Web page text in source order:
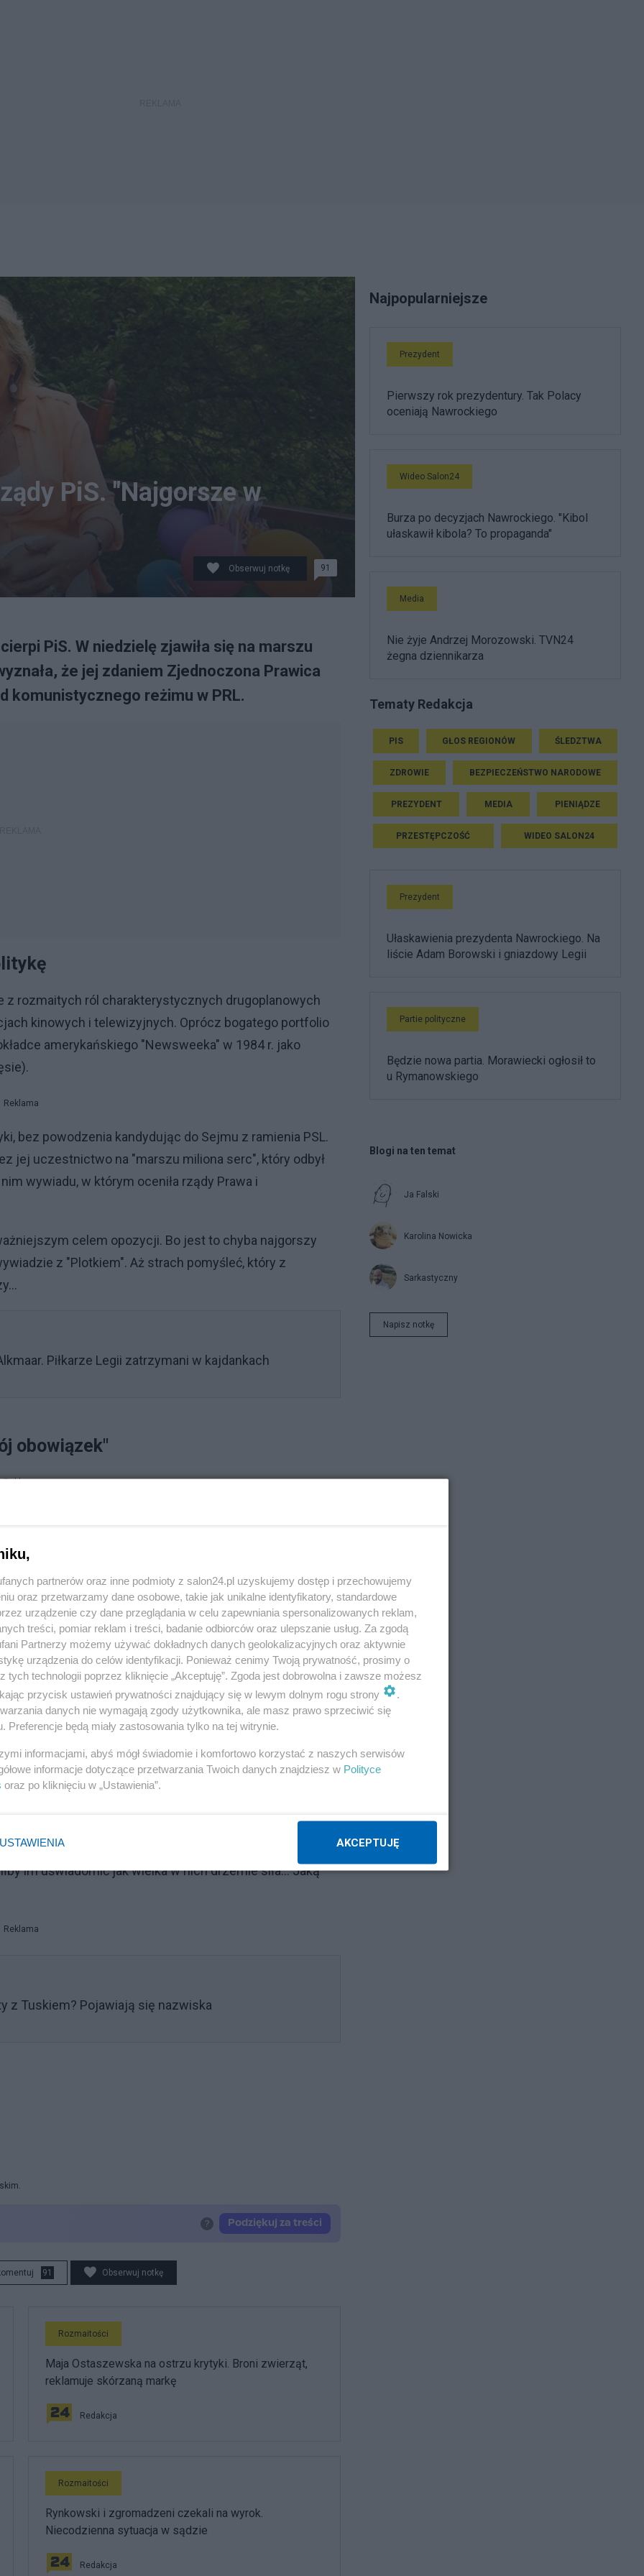
PiS. "Najgorsze w
Obserwuj notkę 91
PiS. W niedzielę zjawiła się na marszu
że jej zdaniem Zjednoczona Prawica
komunistycznego reżimu w PRL.
z rozmaitych ról charakterystycznych drugoplanowych
kinowych i telewizyjnych. Oprócz bogatego portfolio
amerykańskiego "Newsweeka" w 1984 r. jako
Reklama
bez powodzenia kandydując do Sejmu z ramienia PSL.
jej uczestnictwo na "marszu miliona serc", który odbył
wywiadu, w którym oceniła rządy Prawa i
celem opozycji. Bo jest to chyba najgorszy
z "Plotkiem". Aż strach pomyśleć, który z
Piłkarze Legii zatrzymani w kajdankach
obowiązek"
Reklama
uznała uczestnictwo w zeszłotygodniowym marszu za
nie szczędząc przy tym ostrych słów i
i za swoje prawo. Dobry obowiązek i należne mi
zjechało wczoraj do Warszawy z całej Polski i wierzę,
milionom siłę i wiarę, że nie są sami w swojej
obecnej bezwzględnej, łamiącej wszelkie zasady
przyzwoici ludzie pragną zmiany tego koszmarnego,
grzmiała aktorka.
postanowiły zwrócić się do swoich rodaczek z apelem.
nadal niezdecydowane co do brania udziału w wyborach:
czemu kobiety w Polsce nie głosują.
życiu... Prawdopodobnie nie wierzą, że ich głos może
wychowane (przynajmniej duża część z nich),
im uświadomić jak wielka w nich drzemie siła... Jaką
Reklama
z Tuskiem? Pojawiają się nazwiska
91 Obserwuj notkę
Rozmaitości
Maja Ostaszewska na ostrzu krytyki. Broni zwierząt,
reklamuje skórzaną markę
Redakcja
Rozmaitości
Rynkowski i zgromadzeni czekali na wyrok.
Niecodzienna sytuacja w sądzie
Redakcja
Najpopularniejsze
Prezydent
Pierwszy rok prezydentury. Tak Polacy
oceniają Nawrockiego
Wideo Salon24
Burza po decyzjach Nawrockiego. "Kibol
ułaskawił kibola? To propaganda"
Media
Nie żyje Andrzej Morozowski. TVN24
żegna dziennikarza
Tematy Redakcja
PIS GŁOS REGIONÓW ŚLEDZTWA
ZDROWIE BEZPIECZEŃSTWO NARODOWE
PREZYDENT MEDIA PIENIĄDZE
PRZESTĘPCZOŚĆ WIDEO SALON24
Prezydent
Ułaskawienia prezydenta Nawrockiego. Na
liście Adam Borowski i gniazdowy Legii
Partie polityczne
Będzie nowa partia. Morawiecki ogłosił to
u Rymanowskiego
Blogi na ten temat
Ja Falski
Karolina Nowicka
Sarkastyczny
Napisz notkę
partnerów oraz inne podmioty z salon24.pl uzyskujemy dostęp i przechowujemy
oraz przetwarzamy dane osobowe, takie jak unikalne identyfikatory, standardowe
urządzenie czy dane przeglądania w celu zapewniania spersonalizowanych reklam,
treści, pomiar reklam i treści, badanie odbiorców oraz ulepszanie usług. Za zgodą
Partnerzy możemy używać dokładnych danych geolokalizacyjnych oraz aktywnie
urządzenia do celów identyfikacji. Ponieważ cenimy Twoją prywatność, prosimy o
tych technologii poprzez kliknięcie „Akceptuję”. Zgoda jest dobrowolna i zawsze możesz
przycisk ustawień prywatności znajdujący się w lewym dolnym rogu strony
.
danych nie wymagają zgody użytkownika, ale masz prawo sprzeciwić się
Preferencje będą miały zastosowania tylko na tej witrynie.
informacjami, abyś mógł świadomie i komfortowo korzystać z naszych serwisów
informacje dotyczące przetwarzania Twoich danych znajdziesz w Polityce
oraz po kliknięciu w „Ustawienia”.
USTAWIENIA AKCEPTUJĘ